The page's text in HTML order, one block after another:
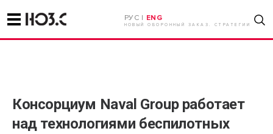
РУС | ENG
НОВЫЙ ОБОРОННЫЙ ЗАКАЗ. СТРАТЕГИИ
Консорциум Naval Group работает
над технологиями беспилотных